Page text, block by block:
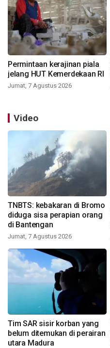
Permintaan kerajinan piala
jelang HUT Kemerdekaan RI
Jumat, 7 Agustus 2026
Video
TNBTS: kebakaran di Bromo
diduga sisa perapian orang
di Bantengan
Jumat, 7 Agustus 2026
Tim SAR sisir korban yang
belum ditemukan di perairan
utara Madura